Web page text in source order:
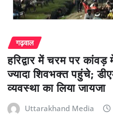
गढ़वाल
हरिद्वार में चरम पर
ज्यादा शिवभक्त पहुंचे;
व्यवस्था का लिया जायजा
Uttarakhand Media